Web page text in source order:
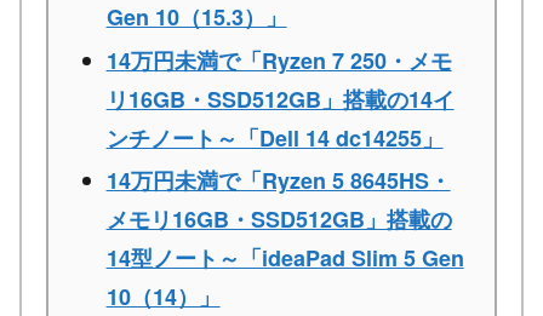
Gen 10（15.3）」
14万円未満で「Ryzen 7 250・メモ
リ16GB・SSD512GB」搭載の14イ
ンチノート～「Dell 14 dc14255」
14万円未満で「Ryzen 5 8645HS・
メモリ16GB・SSD512GB」搭載の
14型ノート～「ideaPad Slim 5 Gen
10（14）」